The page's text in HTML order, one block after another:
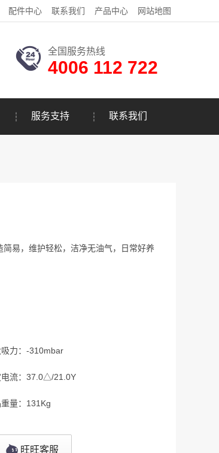
配件中心 联系我们 产品中心 网站地图
全国服务热线
4006 112 722
服务支持 联系我们
易，维护轻松，洁净无油气，日常好养
力： -310mbar
流： 37.0△/21.0Y
量： 131Kg
旺旺客服